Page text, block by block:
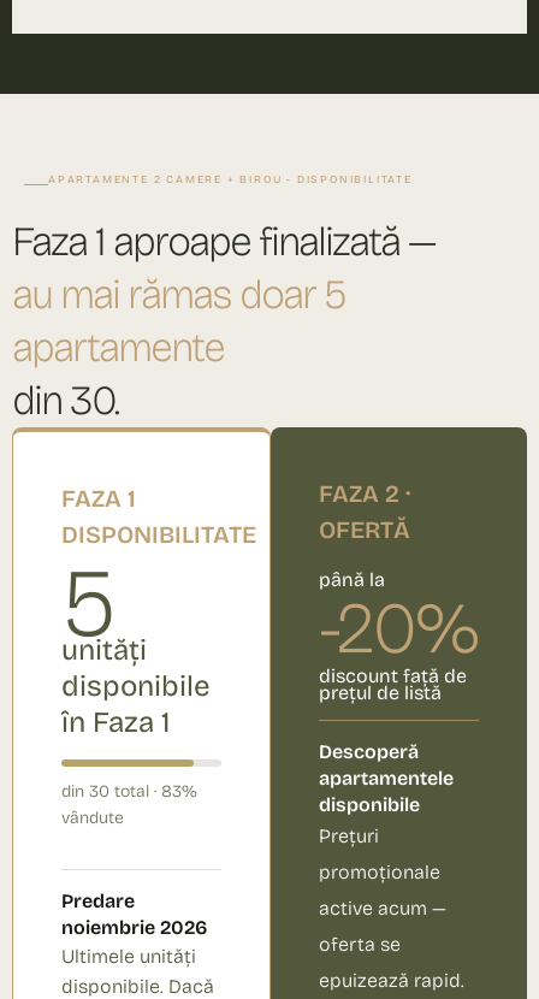
APARTAMENTE 2 CAMERE + BIROU - DISPONIBILITATE
Faza 1 aproape finalizată —
au mai rămas doar 5
apartamente
din 30.
FAZA 1
DISPONIBILITATE
5
unități
disponibile
în Faza 1​
din 30 total · 83%
vândute
Predare
noiembrie 2026
Ultimele unități
disponibile. Dacă
FAZA 2 ·
OFERTĂ
până la
-20%
discount față de
prețul de listă
Descoperă
apartamentele
disponibile
Prețuri
promoționale
active acum —
oferta se
epuizează rapid.